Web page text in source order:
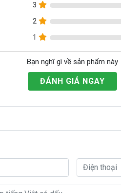
3
2
1
Bạn nghĩ gì về sản phẩm này
ĐÁNH GIÁ NGAY